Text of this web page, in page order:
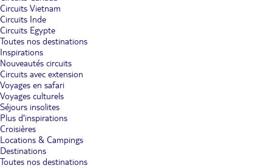
Circuits Vietnam
Circuits Inde
Circuits Egypte
Toutes nos destinations
Inspirations
Nouveautés circuits
Circuits avec extension
Voyages en safari
Voyages culturels
Séjours insolites
Plus d'inspirations
Croisières
Locations & Campings
Destinations
Toutes nos destinations